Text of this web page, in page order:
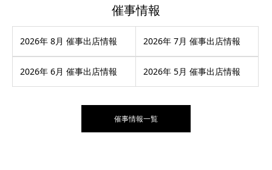
催事情報
2026年 8月 催事出店情報 2026年 7月 催事出店情報
2026年 6月 催事出店情報 2026年 5月 催事出店情報
催事情報一覧